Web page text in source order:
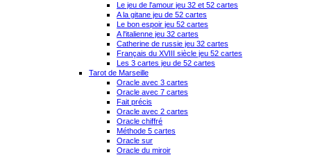
Le jeu de l'amour jeu 32 et 52 cartes
A la gitane jeu de 52 cartes
Le bon espoir jeu 52 cartes
A l'italienne jeu 32 cartes
Catherine de russie jeu 32 cartes
Français du XVIII siècle jeu 52 cartes
Les 3 cartes jeu de 52 cartes
Tarot de Marseille
Oracle avec 3 cartes
Oracle avec 7 cartes
Fait précis
Oracle avec 2 cartes
Oracle chiffré
Méthode 5 cartes
Oracle sur
Oracle du miroir